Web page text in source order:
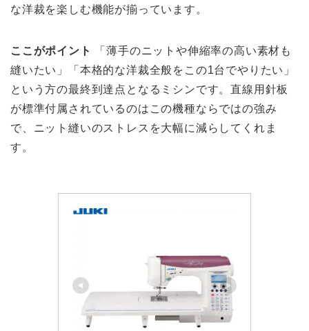
な洋裁を楽しむ機能が揃っています。
ここがポイント
「薄手のニットや伸縮率の高い素材も
縫いたい」「本格的な洋裁全般をこの1台でやりたい」
という方の最終到達点となるミシンです。直線用針板
が標準付属されているのはこの機種ならではの強み
で、ニット縫いのストレスを大幅に減らしてくれま
す。